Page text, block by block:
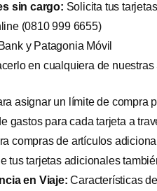
sin cargo: Solicita tus
(0810 999 6655)
y Patagonia Móvil
en cualquiera de
asignar un límite de compra
gastos para cada tarjeta a
compras de artículos
tus tarjetas adicionales
en Viaje: Características